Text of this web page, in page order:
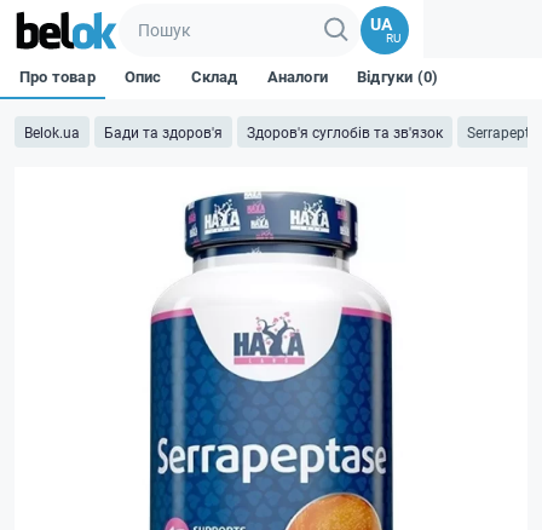
UA
RU
Belok.ua Бади та здоров'я Здоров'я суглобів та зв'язок
Про товар Опис Склад Аналоги Відгуки (0)